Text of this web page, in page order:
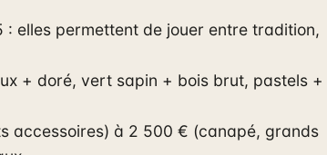
elles permettent de jouer entre tradition,
+ doré, vert sapin + bois brut, pastels +
accessoires) à 2 500 € (canapé, grands